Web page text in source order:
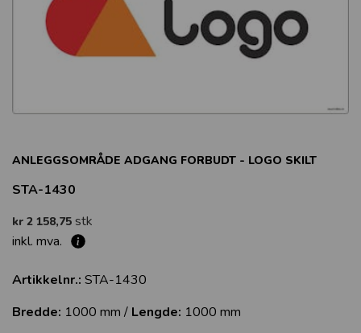
ANLEGGSOMRÅDE ADGANG FORBUDT - LOGO SKILT
STA-1430
kr 2 158,75 stk
inkl. mva.
Artikkelnr.: STA-1430
Bredde: 1000 mm / Lengde: 1000 mm